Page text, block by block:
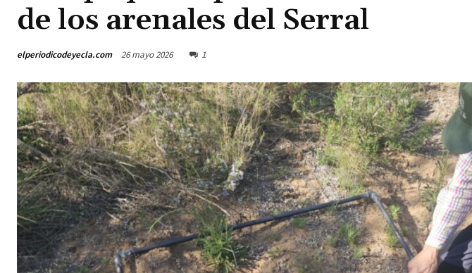
de los arenales del Serral
elperiodicodeyecla.com 26 mayo 2026 1